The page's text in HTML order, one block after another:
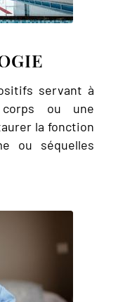
servant à
ou une
la fonction
ou séquelles